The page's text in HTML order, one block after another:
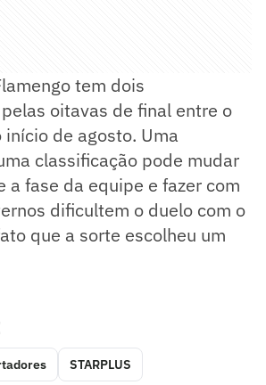
tem dois
oitavas de final entre o
de agosto. Uma
classificação pode mudar
a fase da equipe e fazer com
dificultem o duelo com o
que a sorte escolheu um
STARPLUS